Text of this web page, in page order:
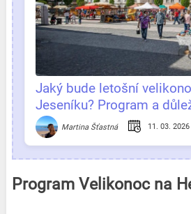
Jaký bude letošní
Jeseníku? Program a
na jednom místě
Martina Šťastná 11. 03. 2026
Program Velikonoc na